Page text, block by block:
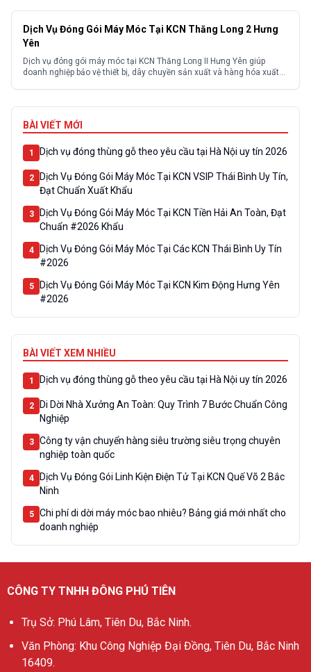
Dịch Vụ Đóng Gói Máy Móc Tại KCN Thăng Long 2 Hưng
Yên
Dịch vụ đóng gói máy móc tại KCN Thăng Long II Hưng Yên giúp
doanh nghiệp bảo vệ thiết bị, dây chuyền sản xuất và hàng hóa xuất
BÀI VIẾT MỚI
1 Dịch vụ đóng thùng gỗ theo yêu cầu tại Hà Nội uy tín 2026
2
Dịch Vụ Đóng Gói Máy Móc Tại KCN VSIP Thái Bình Uy Tín,
Đạt Chuẩn Xuất Khẩu
3
Dịch Vụ Đóng Gói Máy Móc Tại KCN Tiền Hải An Toàn, Đạt
Chuẩn #2026 Khẩu
4
Dịch Vụ Đóng Gói Máy Móc Tại Các KCN Thái Bình Uy Tín
#2026
5
Dịch Vụ Đóng Gói Máy Móc Tại KCN Kim Động Hưng Yên
#2026
BÀI VIẾT XEM NHIỀU
1 Dịch vụ đóng thùng gỗ theo yêu cầu tại Hà Nội uy tín 2026
2
Di Dời Nhà Xưởng An Toàn: Quy Trình 7 Bước Chuẩn Công
Nghiệp
3
Công ty vận chuyển hàng siêu trường siêu trọng chuyên
nghiệp toàn quốc
4
Dịch Vụ Đóng Gói Linh Kiện Điện Tử Tại KCN Quế Võ 2 Bắc
Ninh
5
Chi phí di dời máy móc bao nhiêu? Bảng giá mới nhất cho
doanh nghiệp
CÔNG TY TNHH ĐÔNG PHÚ TIÊN
Trụ Sở: Phú Lâm, Tiên Du, Bắc Ninh.
Văn Phòng: Khu Công Nghiệp Đại Đồng, Tiên Du, Bắc Ninh
16409.